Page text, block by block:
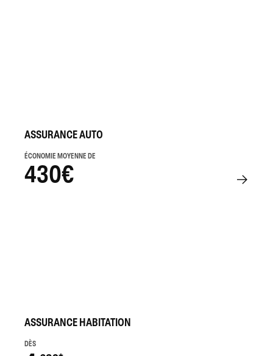
ASSURANCE AUTO
ÉCONOMIE MOYENNE DE
430€
ASSURANCE HABITATION
DÈS